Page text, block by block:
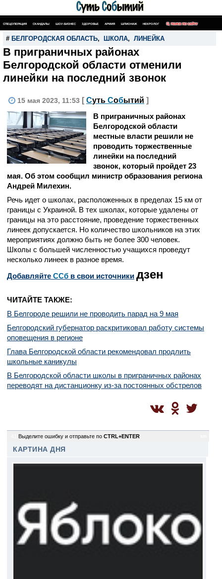
СПЕЦОПЕРАЦИЯ СКАНДАЛЫ ШОУ-БИЗНЕС ЗДОРОВЬЕ АРМИЯ ШПИОНАЖ НЕКРОЛОГ ПОИСК ПО САЙТУ
# БЕЛГОРОДСКАЯ ОБЛАСТЬ, ШКОЛА, ЛИНЕЙКА
В приграничных районах
Белгородской области отменили
линейки на последний звонок
15 мая 2023, 11:53 [ Суть Событий ]
В приграничных районах
Белгородской области
местные власти решили не
проводить торжественные
линейки на последний
звонок, который пройдет 23
мая. Об этом сообщил министр образования региона
Андрей Милехин.
Речь идет о школах, расположенных в пределах 15 км от
границы с Украиной. В тех школах, которые удалены от
границы на это расстояние, проведение торжественных
линеек допускается. Но количество школьников на этих
мероприятиях должно быть не более 300 человек.
Школы с большей численностью учащихся проведут
несколько линеек в разное время.
Добавляйте CСб в свои источники дзен
ЧИТАЙТЕ ТАКЖЕ:
В Белгороде решили не проводить парад на 9 мая
Белгородский губернатор раскритиковал работу системы
оповещения в регионе
Глава Белгородской области рекомендовал продлить
школьные каникулы
В Белгородской области школы в приграничных районах
переводят на дистанционку из-за постоянных обстрелов
Выделите ошибку и отправьте по CTRL+ENTER
КАРТИНА ДНЯ